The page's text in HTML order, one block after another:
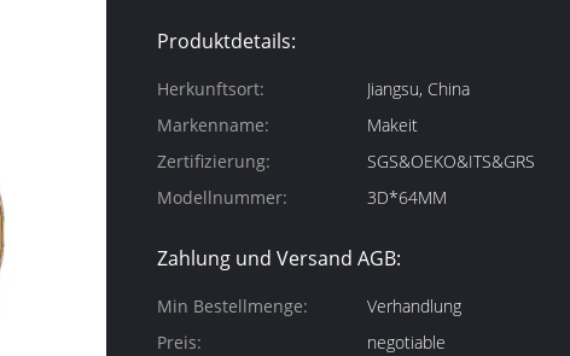
Produktdetails:
Herkunftsort:
Jiangsu, China
Markenname:
Makeit
Zertifizierung:
SGS&OEKO&ITS&GRS
Modellnummer:
3D*64MM
Zahlung und Versand AGB:
Min Bestellmenge:
Verhandlung
Preis:
negotiable